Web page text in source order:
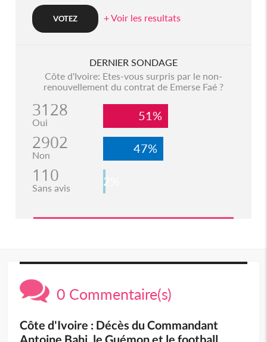
+ Voir les resultats
DERNIER SONDAGE
Côte d'Ivoire: Etes-vous surpris par le non-
renouvellement du contrat de Emerse Faé ?
3128
Oui 51%
2902
Non 47%
110
Sans avis 2%
0 Commentaire(s)
Côte d'Ivoire : Décès du Commandant
Antoine Bahi, le Guémon et le football